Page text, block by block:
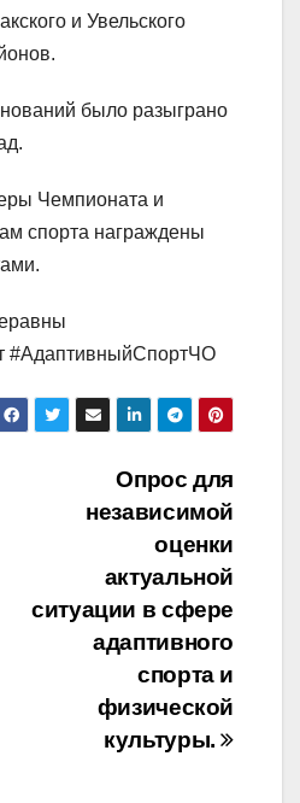
и Увельского
было разыграно
Чемпионата и
спорта награждены
#АдаптивныйСпортЧО
Опрос для
независимой
оценки
актуальной
ситуации в сфере
адаптивного
спорта и
физической
культуры.